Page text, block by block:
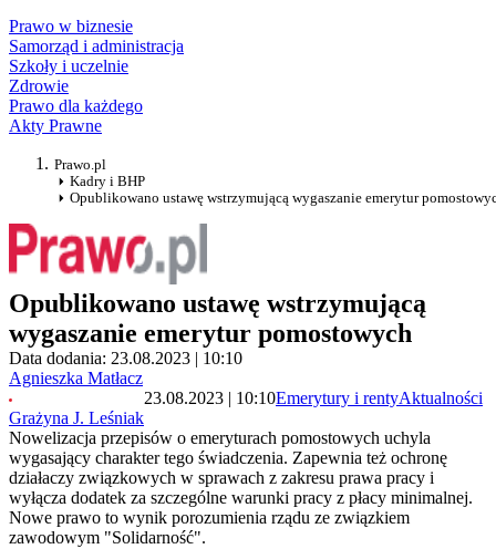
Prawo w biznesie
Samorząd i administracja
Szkoły i uczelnie
Zdrowie
Prawo dla każdego
Akty Prawne
Prawo.pl
Kadry i BHP
Opublikowano ustawę wstrzymującą wygaszanie emerytur
Opublikowano ustawę wstrzymującą
wygaszanie emerytur pomostowych
Data dodania: 23.08.2023 | 10:10
Agnieszka Matłacz
Grażyna J. Leśniak
23.08.2023 | 10:10Emerytury i rentyAktualności
Nowelizacja przepisów o emeryturach pomostowych uchyla
wygasający charakter tego świadczenia. Zapewnia też ochronę
działaczy związkowych w sprawach z zakresu prawa pracy i
wyłącza dodatek za szczególne warunki pracy z płacy minimalnej.
Nowe prawo to wynik porozumienia rządu ze związkiem
zawodowym "Solidarność".